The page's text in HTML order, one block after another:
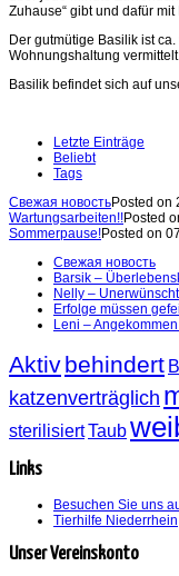
Zuhause“ gibt und dafür
Der gutmütige Basilik ist
Wohnungshaltung
Basilik befindet sich auf
Letzte Einträge
Beliebt
Tags
Свежая новостьPosted on
Wartungsarbeiten!!Posted
Sommerpause!Posted on
Свежая новость
Barsik –
Nelly –
Erfolge müssen
Leni –
Aktivbehindert
katzenverträglich
sterilisiertTaub
Links
Besuchen Sie uns
Tierhilfe Niederrhein
Unser Vereinskonto